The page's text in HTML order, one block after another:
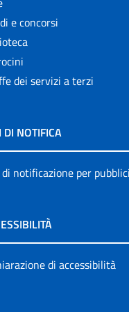
e concorsi
dei servizi a terzi
DI NOTIFICA
notificazione per
di accessibilità